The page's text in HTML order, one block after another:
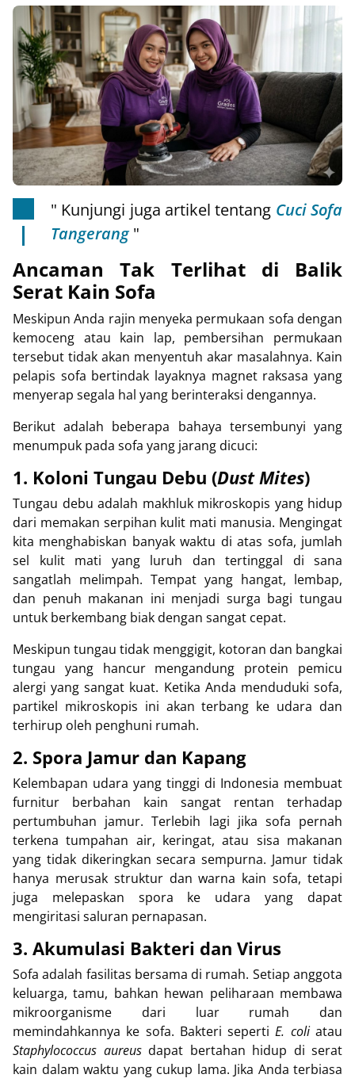
" Kunjungi juga artikel tentang Cuci Sofa
Tangerang"
Ancaman Tak Terlihat di Balik
Serat Kain Sofa
Meskipun Anda rajin menyeka permukaan sofa dengan
kemoceng atau kain lap, pembersihan permukaan
tersebut tidak akan menyentuh akar masalahnya. Kain
pelapis sofa bertindak layaknya magnet raksasa yang
menyerap segala hal yang berinteraksi dengannya.
Berikut adalah beberapa bahaya tersembunyi yang
menumpuk pada sofa yang jarang dicuci:
1. Koloni Tungau Debu (Dust Mites)
Tungau debu adalah makhluk mikroskopis yang hidup
dari memakan serpihan kulit mati manusia. Mengingat
kita menghabiskan banyak waktu di atas sofa, jumlah
sel kulit mati yang luruh dan tertinggal di sana
sangatlah melimpah. Tempat yang hangat, lembap,
dan penuh makanan ini menjadi surga bagi tungau
untuk berkembang biak dengan sangat cepat.
Meskipun tungau tidak menggigit, kotoran dan bangkai
tungau yang hancur mengandung protein pemicu
alergi yang sangat kuat. Ketika Anda menduduki sofa,
partikel mikroskopis ini akan terbang ke udara dan
terhirup oleh penghuni rumah.
2. Spora Jamur dan Kapang
Kelembapan udara yang tinggi di Indonesia membuat
furnitur berbahan kain sangat rentan terhadap
pertumbuhan jamur. Terlebih lagi jika sofa pernah
terkena tumpahan air, keringat, atau sisa makanan
yang tidak dikeringkan secara sempurna. Jamur tidak
hanya merusak struktur dan warna kain sofa, tetapi
juga melepaskan spora ke udara yang dapat
mengiritasi saluran pernapasan.
3. Akumulasi Bakteri dan Virus
Sofa adalah fasilitas bersama di rumah. Setiap anggota
keluarga, tamu, bahkan hewan peliharaan membawa
mikroorganisme dari luar rumah dan
memindahkannya ke sofa. Bakteri sepertiE. coliatau
Staphylococcus aureusdapat bertahan hidup di serat
kain dalam waktu yang cukup lama. Jika Anda terbiasa